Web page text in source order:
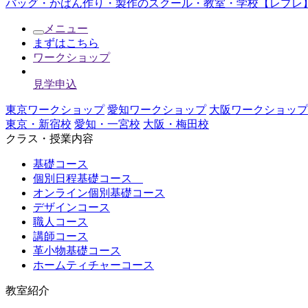
バッグ・かばん作り・製作のスクール・教室・学校【レプレ
メニュー
まずはこちら
ワークショップ
見学申込
東京ワークショップ 愛知ワークショップ 大阪ワークショップ
東京・新宿校 愛知・一宮校 大阪・梅田校
クラス・授業内容
基礎コース
個別日程基礎コース
オンライン個別基礎コース
デザインコース
職人コース
講師コース
革小物基礎コース
ホームティチャーコース
教室紹介